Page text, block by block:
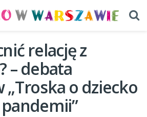
relację z
– debata
o dziecko